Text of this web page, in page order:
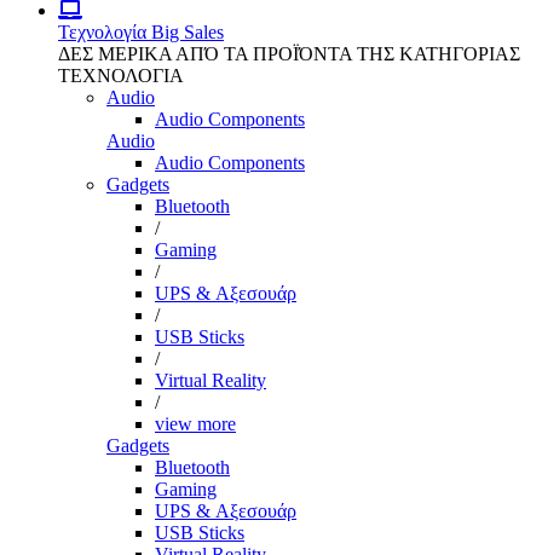
Τεχνολογία Big Sales
ΔΕΣ ΜΕΡΙΚΑ ΑΠΌ ΤΑ ΠΡΟΪΌΝΤΑ ΤΗΣ ΚΑΤΗΓΟΡΙΑΣ
ΤΕΧΝΟΛΟΓΙΑ
Audio
Audio Components
Audio
Audio Components
Gadgets
Bluetooth
/
Gaming
/
UPS & Αξεσουάρ
/
USB Sticks
/
Virtual Reality
/
view more
Gadgets
Bluetooth
Gaming
UPS & Αξεσουάρ
USB Sticks